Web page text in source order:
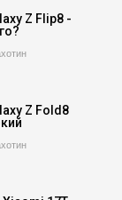
Z Flip8 -
Z Fold8